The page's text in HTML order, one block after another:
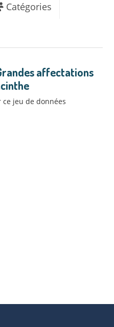
Catégories
affectations
jeu de données